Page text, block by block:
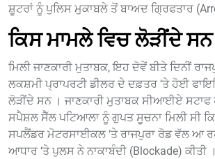
ਸ਼ੂਟਰਾਂ ਨੂੰ ਪੁਲਿਸ ਮੁਕਾਬਲੇ ਤੋਂ ਬਾਅਦ ਗ੍ਰਿਫਤਾਰ
ਕਿਸ ਮਾਮਲੇ ਵਿਚ ਲੋੜੀਂਦੇ
ਮਿਲੀ ਜਾਣਕਾਰੀ ਮੁਤਾਬਕ, ਇਹ ਦੋਵੇਂ ਬੀਤੇ ਦਿਨੀਂ
ਲਕਸ਼ਮੀ ਪ੍ਰਾਪਰਟੀ ਡੀਲਰ ਦੇ ਦਫ਼ਤਰ ‘ਤੇ ਹੋਈ
ਲੋੜੀਂਦੇ ਸਨ । ਜਾਣਕਾਰੀ ਮੁਤਾਬਕ ਸੀਆਈਏ
ਸਪੈਸ਼ਲ ਸੈੱਲ ਪਟਿਆਲਾ ਨੂੰ ਗੁਪਤ ਸੂਚਨਾ ਮਿਲੀ ਸੀ
ਸਪਲੈਂਡਰ ਮੋਟਰਸਾਈਕਲ ‘ਤੇ ਰਾਜਪੁਰਾ ਰੋਡ ਵੱਲ ਆ
ਆਧਾਰ ‘ਤੇ ਪੁਲਸ ਨੇ ਨਾਕਾਬੰਦੀ (Blockade) ਕੀਤੀ ।